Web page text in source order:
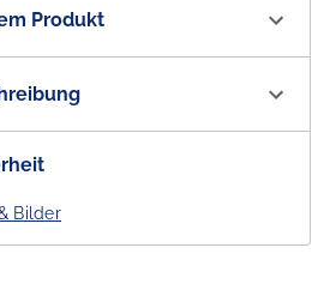
Produkt
AU300240
Papaya Head to Toe Baby
Bilder